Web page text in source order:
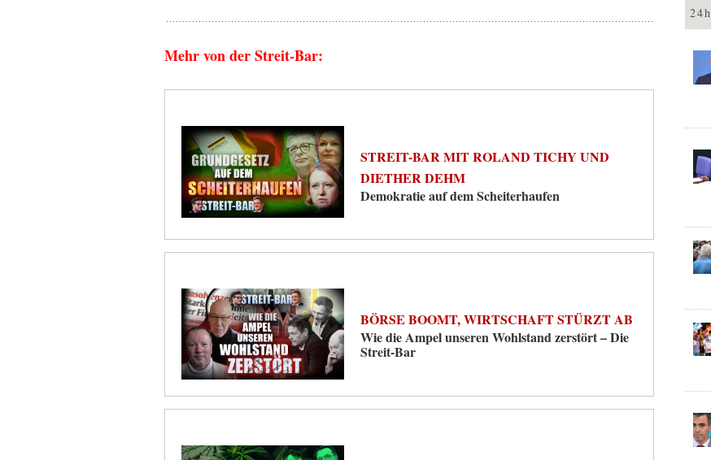
Mehr von der Streit-Bar:
STREIT-BAR MIT ROLAND TICHY UND
DIETHER DEHM
Demokratie auf dem Scheiterhaufen
BÖRSE BOOMT, WIRTSCHAFT STÜRZT AB
Wie die Ampel unseren Wohlstand zerstört – Die
Streit-Bar
24h